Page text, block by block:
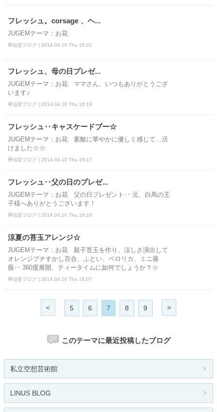
フレッシュ。corsage 、ヘ...
JUGEMテーマ：お花
華仙堂ブログ | 2014.04.10 Thu 16:21
フレッシュ、母の日プレゼ...
JUGEMテーマ：お花 ママさん、いつもありがとうござ
います♪
華仙堂ブログ | 2014.04.10 Thu 16:19
フレッシュ‥キャスケードブー☆
JUGEMテーマ：お花 素敵に華やかに優しく感じて…活
けました☆☆
華仙堂ブログ | 2014.04.10 Thu 16:17
フレッシュ‥父の日のプレゼ...
JUGEMテーマ：お花 父の日プレゼント‥ 元、白馬の王
子様へありがとうございます！
華仙堂ブログ | 2014.04.10 Thu 16:16
涼夏の苔玉アレンジ☆
JUGEMテーマ：お花 親子苔玉を作り、涼しさ演出して
オレンジプチすかし百合、ふとい、ベロリカ、ミニ薔
薇‥ 360度展開、ティータイムに如何でしょうか？☆
華仙堂ブログ | 2014.04.10 Thu 16:07
< 5 6 7 8 9 >
このテーマに最近投稿したブログ
私立空想芸術館
LINUS BLOG